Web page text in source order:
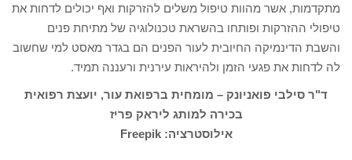
מתקדמות, אשר מהוות טיפול משלים להזרקות ואף יכולים לדחות את
טיפולי ההזרקות ופותחו בהשראת טכנולוגיה של מתיחת פנים
והשבת הדינמיקה החיובית לעור הפנים הם בגדר מאסט למי שחשוב
לה לדחות את פגעי הזמן ולהיראות עירנית ורעננה תמיד.
ד"ר סילבי פואניונק – מומחית ברפואת עור, יועצת רפואית
בכירה למותג ליראק פריז
אילוסטרציה: Freepik